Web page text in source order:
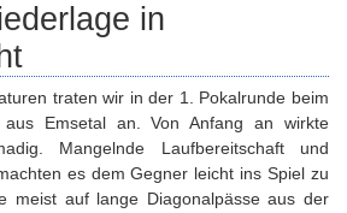
in
traten wir in der 1. Pokalrunde beim
aus Emsetal an. Von Anfang an wirkte
Mangelnde Laufbereitschaft und
es dem Gegner leicht ins Spiel zu
meist auf lange Diagonalpässe aus der